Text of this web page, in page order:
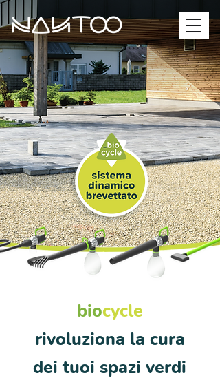
biocycle
rivoluziona la cura
dei tuoi spazi verdi